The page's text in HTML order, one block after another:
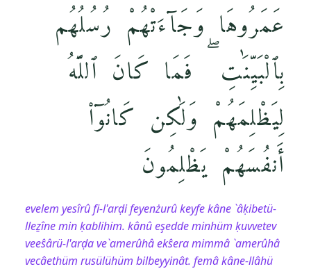
عَمَرُوهَا وَجَآءَتْهُمْ رُسُلُهُم
بِٱلْبَيِّنَٰتِ ۖ فَمَا كَانَ ٱللَّهُ
لِيَظْلِمَهُمْ وَلَٰكِن كَانُوٓا۟
أَنفُسَهُمْ يَظْلِمُونَ
evelem yesîrû fi-l'arḍi feyenżurû keyfe kâne `âḳibetü-
lleẕîne min ḳablihim. kânû eşedde minhüm ḳuvvetev
veeŝârü-l'arḍa ve`amerûhâ ekŝera mimmâ `amerûhâ
vecâethüm rusülühüm bilbeyyinât. femâ kâne-llâhü